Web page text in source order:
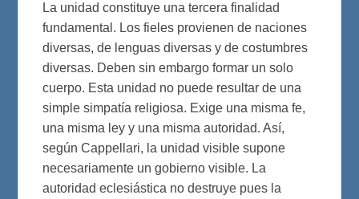
La unidad constituye una tercera finalidad
fundamental. Los fieles provienen de naciones
diversas, de lenguas diversas y de costumbres
diversas. Deben sin embargo formar un solo
cuerpo. Esta unidad no puede resultar de una
simple simpatía religiosa. Exige una misma fe,
una misma ley y una misma autoridad. Así,
según Cappellari, la unidad visible supone
necesariamente un gobierno visible. La
autoridad eclesiástica no destruye pues la